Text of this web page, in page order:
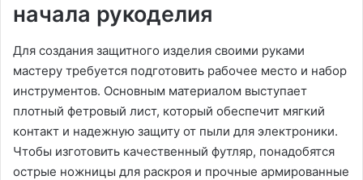
начала рукоделия
Для создания защитного изделия своими руками
мастеру требуется подготовить рабочее место и набор
инструментов. Основным материалом выступает
плотный фетровый лист, который обеспечит мягкий
контакт и надежную защиту от пыли для электроники.
Чтобы изготовить качественный футляр, понадобятся
острые ножницы для раскроя и прочные армированные